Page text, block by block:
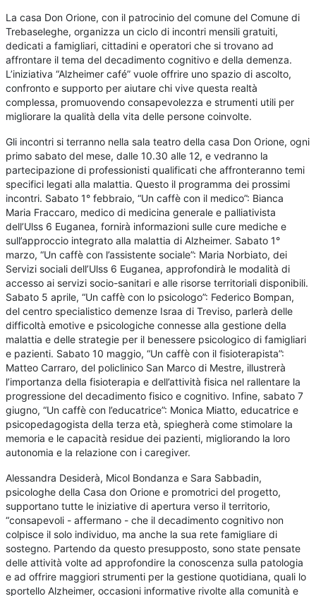
La casa Don Orione, con il patrocinio del comune del Comune di
Trebaseleghe, organizza un ciclo di incontri mensili gratuiti,
dedicati a famigliari, cittadini e operatori che si trovano ad
affrontare il tema del decadimento cognitivo e della demenza.
L’iniziativa “Alzheimer café” vuole offrire uno spazio di ascolto,
confronto e supporto per aiutare chi vive questa realtà
complessa, promuovendo consapevolezza e strumenti utili per
migliorare la qualità della vita delle persone coinvolte.
Gli incontri si terranno nella sala teatro della casa Don Orione, ogni
primo sabato del mese, dalle 10.30 alle 12, e vedranno la
partecipazione di professionisti qualificati che affronteranno temi
specifici legati alla malattia. Questo il programma dei prossimi
incontri. Sabato 1° febbraio, “Un caffè con il medico”: Bianca
Maria Fraccaro, medico di medicina generale e palliativista
dell’Ulss 6 Euganea, fornirà informazioni sulle cure mediche e
sull’approccio integrato alla malattia di Alzheimer. Sabato 1°
marzo, “Un caffè con l’assistente sociale”: Maria Norbiato, dei
Servizi sociali dell’Ulss 6 Euganea, approfondirà le modalità di
accesso ai servizi socio-sanitari e alle risorse territoriali disponibili.
Sabato 5 aprile, “Un caffè con lo psicologo”: Federico Bompan,
del centro specialistico demenze Israa di Treviso, parlerà delle
difficoltà emotive e psicologiche connesse alla gestione della
malattia e delle strategie per il benessere psicologico di famigliari
e pazienti. Sabato 10 maggio, “Un caffè con il fisioterapista”:
Matteo Carraro, del policlinico San Marco di Mestre, illustrerà
l’importanza della fisioterapia e dell’attività fisica nel rallentare la
progressione del decadimento fisico e cognitivo. Infine, sabato 7
giugno, “Un caffè con l’educatrice”: Monica Miatto, educatrice e
psicopedagogista della terza età, spiegherà come stimolare la
memoria e le capacità residue dei pazienti, migliorando la loro
autonomia e la relazione con i caregiver.
Alessandra Desiderà, Micol Bondanza e Sara Sabbadin,
psicologhe della Casa don Orione e promotrici del progetto,
supportano tutte le iniziative di apertura verso il territorio,
“consapevoli - affermano - che il decadimento cognitivo non
colpisce il solo individuo, ma anche la sua rete famigliare di
sostegno. Partendo da questo presupposto, sono state pensate
delle attività volte ad approfondire la conoscenza sulla patologia
e ad offrire maggiori strumenti per la gestione quotidiana, quali lo
sportello Alzheimer, occasioni informative rivolte alla comunità e